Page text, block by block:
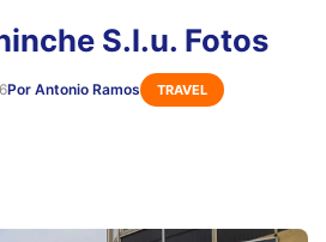
S.l.u. Fotos
Por Antonio Ramos TRAVEL